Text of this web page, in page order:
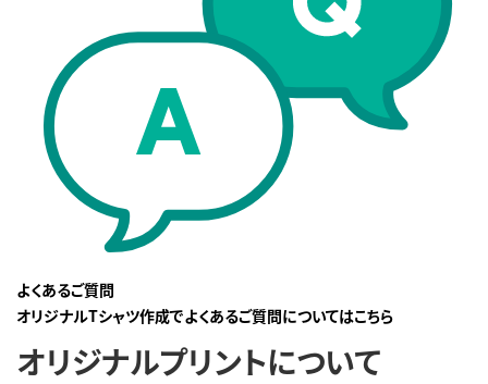
よくあるご質問
オリジナルTシャツ作成でよくあるご質問についてはこちら
オリジナルプリントについて